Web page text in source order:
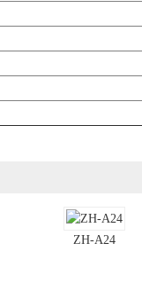
ZH-A24